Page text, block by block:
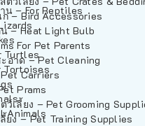
– Bird Accessories
– Heat Light Bulb
For Pet Parents
าด – Pet Cleaning
Carriers
Prams
เลี้ยง – Pet Grooming
ยง – Pet Training Supplies
น – For Reptiles
Turtles
Tortoises
Animals